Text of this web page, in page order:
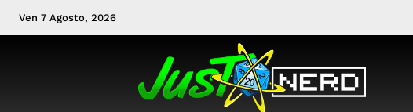
Ven 7 Agosto, 2026